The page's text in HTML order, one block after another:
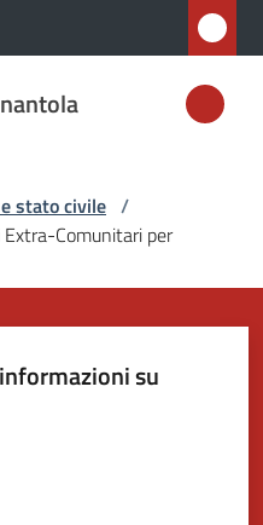
stato civile /
Comunitari per
su